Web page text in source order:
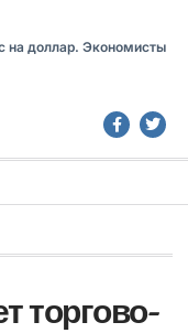
на доллар. Экономисты
торгово-